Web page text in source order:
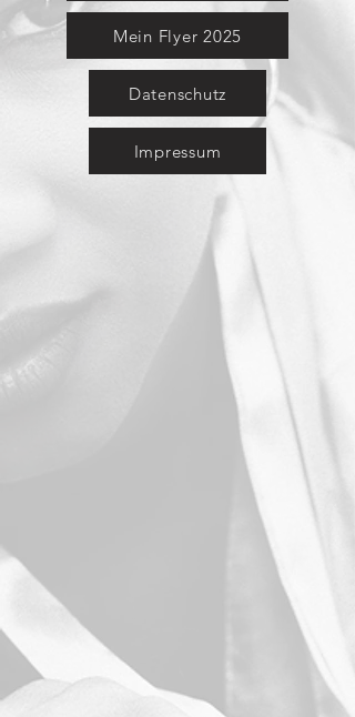
Mein Flyer 2025
Datenschutz
Impressum